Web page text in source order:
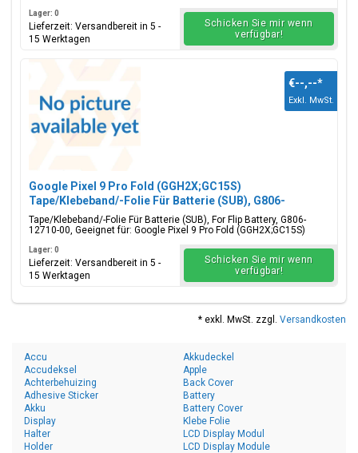
Lager: 0
Lieferzeit: Versandbereit in 5 -
15 Werktagen
Schicken Sie mir wenn
verfügbar!
Google Pixel 9 Pro Fold (GGH2X;GC15S)
Tape/Klebeband/-Folie Für Batterie (SUB), G806-
12710-00
Tape/Klebeband/-Folie Für Batterie (SUB), For Flip Battery, G806-
12710-00, Geeignet für: Google Pixel 9 Pro Fold (GGH2X;GC15S)
€--,--*
Exkl. MwSt.
Lager: 0
Lieferzeit: Versandbereit in 5 -
15 Werktagen
Schicken Sie mir wenn
verfügbar!
* exkl. MwSt. zzgl. Versandkosten
Accu
Accudeksel
Achterbehuizing
Adhesive Sticker
Akku
Akkudeckel
Apple
Back Cover
Battery
Battery Cover
Display
Halter
Holder
Klebe Folie
LCD Display Modul
LCD Display Module